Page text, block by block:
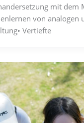
mit dem
von analogen
Vertiefte